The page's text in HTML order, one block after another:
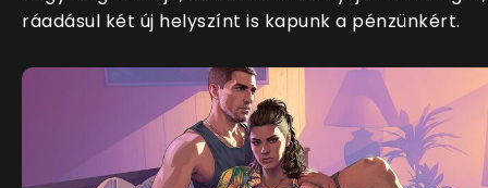
ráadásul két új helyszínt is kapunk a pénzünkért.